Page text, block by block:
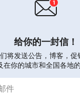
给你的一封信！
将发送公告，博客，促
在你的城市和全国各地的